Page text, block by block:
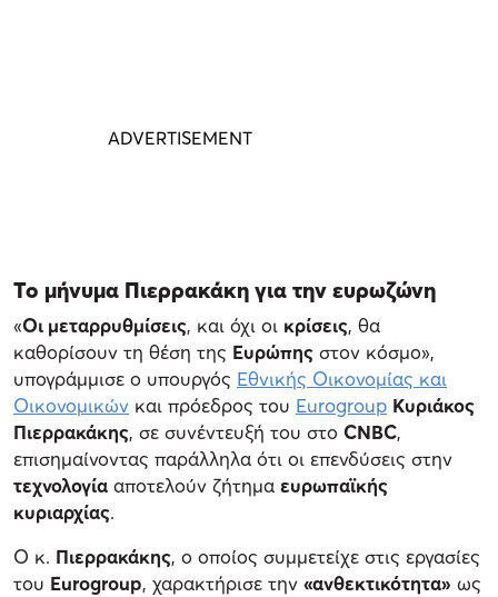
Το μήνυμα Πιερρακάκη για την ευρωζώνη
«Οι μεταρρυθμίσεις, και όχι οι κρίσεις, θα
καθορίσουν τη θέση της Ευρώπης στον κόσμο»,
υπογράμμισε ο υπουργός Εθνικής Οικονομίας και
Οικονομικών και πρόεδρος του Eurogroup Κυριάκος
Πιερρακάκης, σε συνέντευξή του στο CNBC,
επισημαίνοντας παράλληλα ότι οι επενδύσεις στην
τεχνολογία αποτελούν ζήτημα ευρωπαϊκής
κυριαρχίας.
Ο κ. Πιερρακάκης, ο οποίος συμμετείχε στις εργασίες
του Eurogroup, χαρακτήρισε την «ανθεκτικότητα» ως